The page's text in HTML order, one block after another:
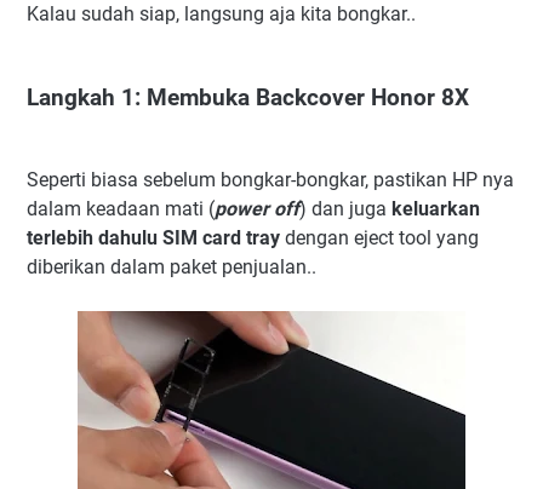
Kalau sudah siap, langsung aja kita bongkar..
Langkah 1: Membuka Backcover Honor 8X
Seperti biasa sebelum bongkar-bongkar, pastikan HP nya
dalam keadaan mati (power off) dan juga keluarkan
terlebih dahulu SIM card tray dengan eject tool yang
diberikan dalam paket penjualan..